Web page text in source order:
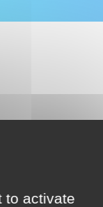
to activate